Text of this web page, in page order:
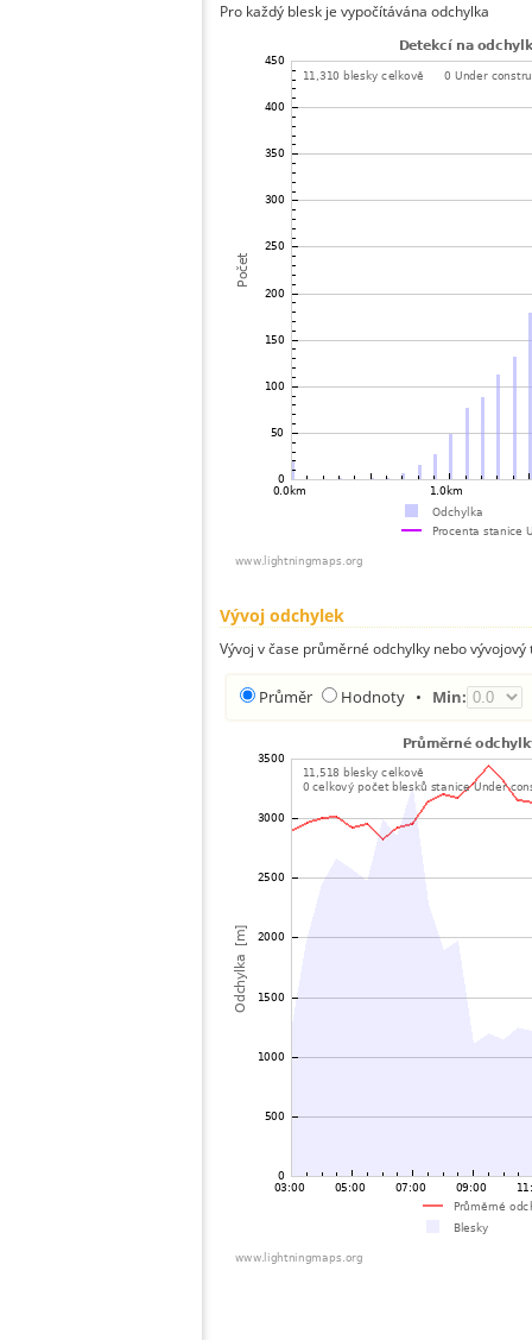
Pro každý blesk je vypočítávána odchylka
Vývoj odchylek
Vývoj v čase průměrné odchylky nebo
Průměr Hodnoty • Min: